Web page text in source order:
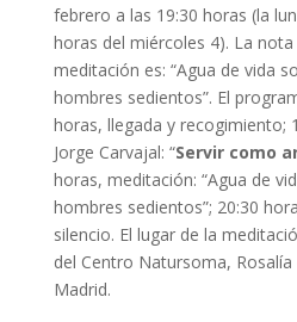
febrero a las 19:30 horas (la
horas del miércoles 4). La
meditación es: “Agua de vida
hombres sedientos”. El
horas, llegada y recogimiento;
Jorge Carvajal: “Servir como
horas, meditación: “Agua de
hombres sedientos”; 20:30
silencio. El lugar de la
del Centro Natursoma,
Madrid.